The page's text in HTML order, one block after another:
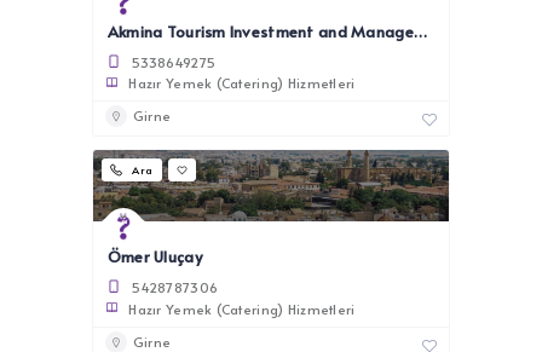
Akmina Tourism Investment and Management Ltd.
5338649275
Hazır Yemek (Catering) Hizmetleri
Girne
Ara
Ömer Uluçay
5428787306
Hazır Yemek (Catering) Hizmetleri
Girne